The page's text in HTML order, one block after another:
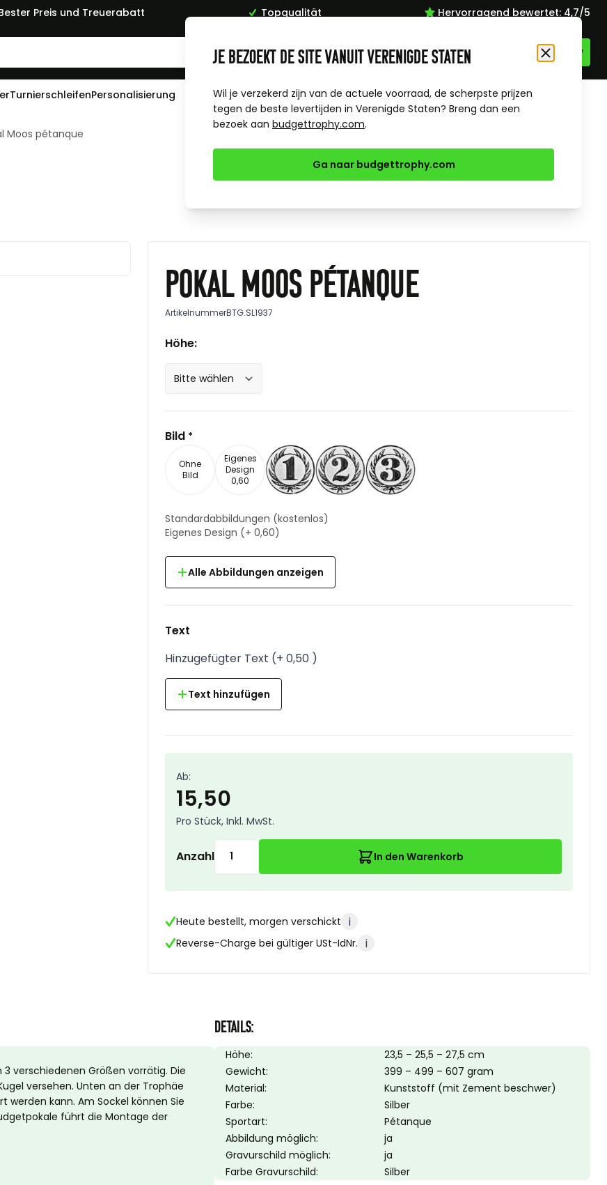
Preis und Treuerabatt Topqualität Hervorragend bewertet: 4,7/5
TurnierschleifenPersonalisierung
Moos pétanque
Pokal Moos pétanque
ArtikelnummerBTG.SL1937
Höhe:
Bild *
Ohne
Bild
Eigenes
Design
0,60
Standardabbildungen (kostenlos)
Eigenes Design (+ 0,60)
Alle Abbildungen anzeigen
Text
Hinzugefügter Text (+ 0,50 )
Text hinzufügen
Ab:
15,50
Pro Stück, Inkl. MwSt.
Anzahl In den Warenkorb
Heute bestellt, morgen verschickt i
Reverse-Charge bei gültiger USt-IdNr. i
verschiedenen Größen vorrätig. Die
versehen. Unten an der Trophäe
werden kann. Am Sockel können Sie
führt die Montage der
DETAILS:
Höhe:
23,5 – 25,5 – 27,5 cm
Gewicht:
399 – 499 – 607 gram
Material:
Kunststoff (mit Zement beschwer)
Farbe:
Silber
Sportart:
Pétanque
Abbildung möglich:
ja
Gravurschild möglich:
ja
Farbe Gravurschild:
Silber
Je bezoekt de site vanuit Verenigde Staten
Schließen
Wil je verzekerd zijn van de actuele voorraad, de scherpste prijzen
tegen de beste levertijden in Verenigde Staten? Breng dan een
bezoek aan budgettrophy.com.
Ga naar budgettrophy.com